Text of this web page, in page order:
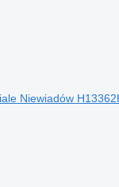
Niewiadów